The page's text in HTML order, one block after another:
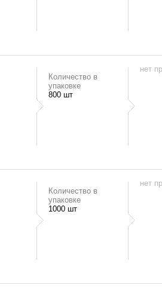
Количество в
упаковке
800 шт
нет
Количество в
упаковке
1000 шт
нет